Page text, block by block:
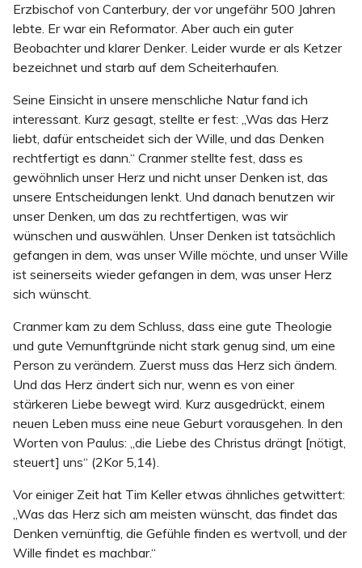
Erzbischof von Canterbury, der vor ungefähr 500 Jahren
lebte. Er war ein Reformator. Aber auch ein guter
Beobachter und klarer Denker. Leider wurde er als Ketzer
bezeichnet und starb auf dem Scheiterhaufen.
Seine Einsicht in unsere menschliche Natur fand ich
interessant. Kurz gesagt, stellte er fest: „Was das Herz
liebt, dafür entscheidet sich der Wille, und das Denken
rechtfertigt es dann.“ Cranmer stellte fest, dass es
gewöhnlich unser Herz und nicht unser Denken ist, das
unsere Entscheidungen lenkt. Und danach benutzen wir
unser Denken, um das zu rechtfertigen, was wir
wünschen und auswählen. Unser Denken ist tatsächlich
gefangen in dem, was unser Wille möchte, und unser Wille
ist seinerseits wieder gefangen in dem, was unser Herz
sich wünscht.
Cranmer kam zu dem Schluss, dass eine gute Theologie
und gute Vernunftgründe nicht stark genug sind, um eine
Person zu verändern. Zuerst muss das Herz sich ändern.
Und das Herz ändert sich nur, wenn es von einer
stärkeren Liebe bewegt wird. Kurz ausgedrückt, einem
neuen Leben muss eine neue Geburt vorausgehen. In den
Worten von Paulus: „die Liebe des Christus drängt [nötigt,
steuert] uns“ (2Kor 5,14).
Vor einiger Zeit hat Tim Keller etwas ähnliches getwittert:
„Was das Herz sich am meisten wünscht, das findet das
Denken vernünftig, die Gefühle finden es wertvoll, und der
Wille findet es machbar.“